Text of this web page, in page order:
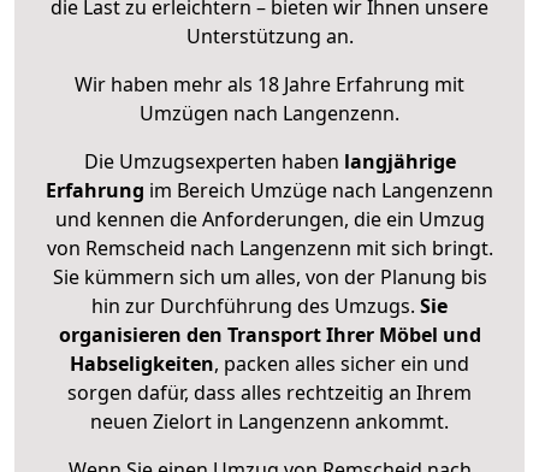
die Last zu erleichtern – bieten wir Ihnen unsere
Unterstützung an.
Wir haben mehr als 18 Jahre Erfahrung mit
Umzügen nach Langenzenn.
Die Umzugsexperten haben langjährige
Erfahrung im Bereich Umzüge nach Langenzenn
und kennen die Anforderungen, die ein Umzug
von Remscheid nach Langenzenn mit sich bringt.
Sie kümmern sich um alles, von der Planung bis
hin zur Durchführung des Umzugs. Sie
organisieren den Transport Ihrer Möbel und
Habseligkeiten, packen alles sicher ein und
sorgen dafür, dass alles rechtzeitig an Ihrem
neuen Zielort in Langenzenn ankommt.